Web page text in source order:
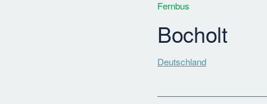
Fernbus
Bocholt
Deutschland